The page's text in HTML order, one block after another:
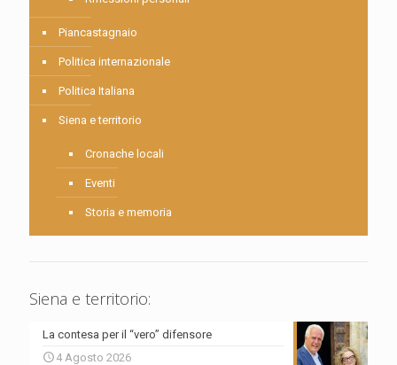
Piancastagnaio
Politica internazionale
Politica Italiana
Siena e territorio
Cronache locali
Eventi
Storia e memoria
Siena e territorio:
La contesa per il “vero” difensore
4 Agosto 2026